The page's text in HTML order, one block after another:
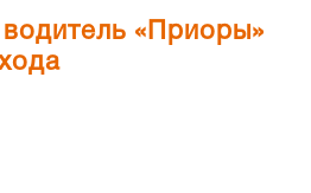
«Приоры»